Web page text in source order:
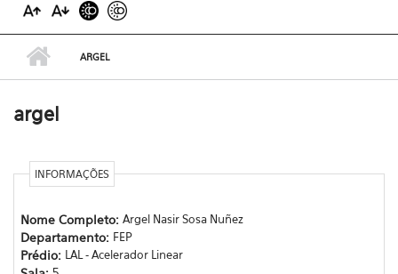
ARGEL
argel
INFORMAÇÕES
Nome Completo: Argel Nasir Sosa Nuñez
Departamento: FEP
Prédio: LAL - Acelerador Linear